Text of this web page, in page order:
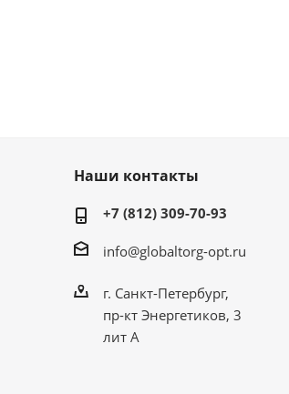
Наши контакты
+7 (812) 309-70-93
info@globaltorg-opt.ru
г. Санкт-Петербург,
пр-кт Энергетиков, 3
лит А